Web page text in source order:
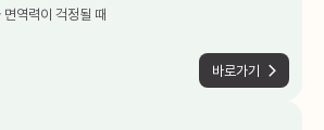
역력이 걱정될 때
바로가기